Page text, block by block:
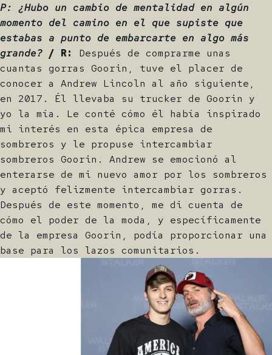
P: ¿Hubo un cambio de mentalidad en algún
momento del camino en el que supiste que
estabas a punto de embarcarte en algo más
grande? / R:
Después de comprarme unas
cuantas gorras Goorin, tuve el placer de
conocer a Andrew Lincoln al año siguiente,
en 2017. Él llevaba su trucker de Goorin y
yo la mía. Le conté cómo él había inspirado
mi interés en esta épica empresa de
sombreros y le propuse intercambiar
sombreros Goorin. Andrew se emocionó al
enterarse de mi nuevo amor por los sombreros
y aceptó felizmente intercambiar gorras.
Después de este momento, me di cuenta de
cómo el poder de la moda, y específicamente
de la empresa Goorin, podía proporcionar una
base para los lazos comunitarios.